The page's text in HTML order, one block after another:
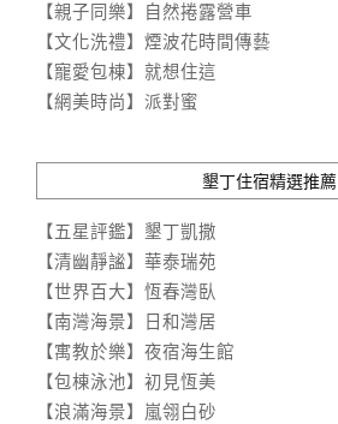
【親子同樂】自然捲露營車
【文化洗禮】煙波花時間傳藝
【寵愛包棟】就想住這
【網美時尚】派對蜜
墾丁住宿精選推薦
【五星評鑑】墾丁凱撒
【清幽靜謐】華泰瑞苑
【世界百大】恆春灣臥
【南灣海景】日和灣居
【寓教於樂】夜宿海生館
【包棟泳池】初見恆美
【浪滿海景】嵐翎白砂